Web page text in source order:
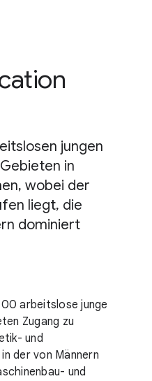
jungen
in
wobei der
liegt, die
dominiert
arbeitslose junge
Zugang zu
und
der von Männern
und